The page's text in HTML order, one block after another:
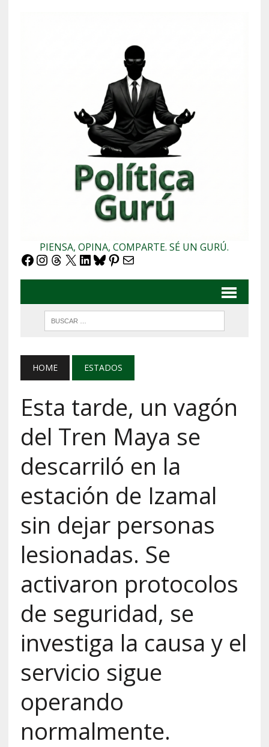
PIENSA, OPINA, COMPARTE. SÉ UN GURÚ.
Facebook
Instagram
Threads
X LinkedIn
Bluesky
Pinterest
Correo electrónico
HOME ESTADOS
Esta tarde, un vagón
del Tren Maya se
descarriló en la
estación de Izamal
sin dejar personas
lesionadas. Se
activaron protocolos
de seguridad, se
investiga la causa y el
servicio sigue
operando
normalmente.